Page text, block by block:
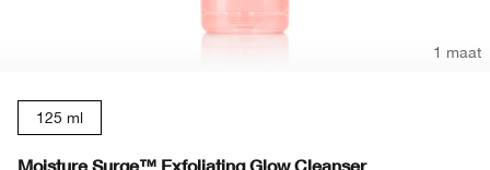
1 maat
125 ml
Moisture Surge™ Exfoliating Glow Cleanser